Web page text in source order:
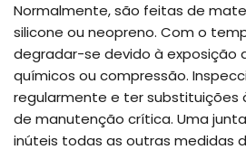
Normalmente, são feitas de
silicone ou neopreno. Com o
degradar-se devido à exposição
químicos ou compressão.
regularmente e ter substituições
de manutenção crítica. Uma
inúteis todas as outras medidas